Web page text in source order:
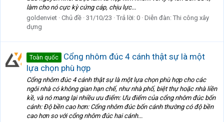
làm cho nó cực kỳ cứng cáp, chịu lực...
goldenviet Chủ đề 31/10/23 Trả lời: 0 Diễn đàn: Thi công xây
dựng
Toàn quốc
Cổng nhôm đúc 4 cánh thật sự là một
lựa chọn phù hợp
Cổng nhôm đúc 4 cánh thật sự là một lựa chọn phù hợp cho các
ngôi nhà có không gian hạn chế, như nhà phố, biệt thự hoặc nhà liền
kề, và nó mang lại nhiều ưu điểm: Ưu điểm của cổng nhôm đúc bốn
cánh: Độ bền cao hơn: Cổng nhôm đúc bốn cánh thường có độ bền
cao hơn so với cổng nhôm đúc hai cánh...